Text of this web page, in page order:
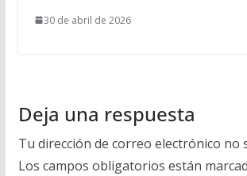
30 de abril de 2026
Deja una respuesta
Tu dirección de correo electrónico no
Los campos obligatorios están